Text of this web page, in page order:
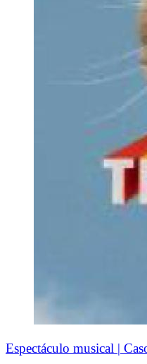
Espectáculo musical |